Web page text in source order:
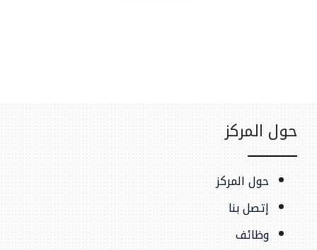
حول المركز
حول المركز
إتصل بنا
وظائف